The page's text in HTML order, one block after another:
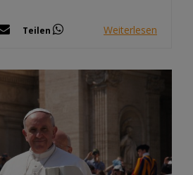
Teilen Weiterlesen